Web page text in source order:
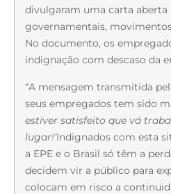
divulgaram uma carta aberta
governamentais,
No documento, os
indignação com descaso da
“A mensagem transmitida
seus empregados tem sido
estiver satisfeito que vá
lugar!’Indignados com esta
a EPE e o Brasil só têm a
decidem vir a público para
colocam em risco a